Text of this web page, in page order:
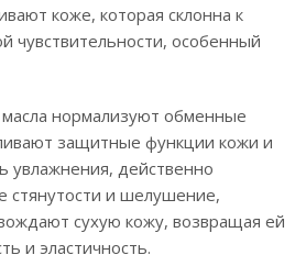
коже, которая склонна к
чувствительности, особенный
нормализуют обменные
защитные функции кожи и
увлажнения, действенно
и шелушение,
сухую кожу, возвращая ей
и эластичность.